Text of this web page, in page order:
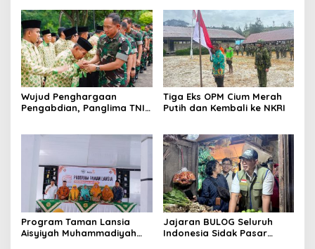
Wujud Penghargaan
Pengabdian, Panglima TNI
Tiga Eks OPM Cium Merah
Putih dan Kembali ke NKRI
Program Taman Lansia
Aisyiyah Muhammadiyah
Jajaran BULOG Seluruh
Indonesia Sidak Pasar